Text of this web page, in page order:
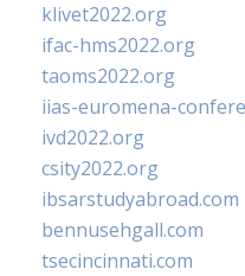
klivet2022.org
ifac-hms2022.org
taoms2022.org
iias-euromena-
ivd2022.org
csity2022.org
ibsarstudyabroad.com
bennusehgall.com
tsecincinnati.com